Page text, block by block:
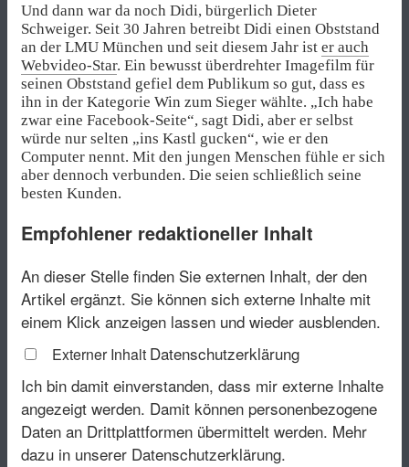
Und dann war da noch Didi, bürgerlich Dieter
Schweiger. Seit 30 Jahren betreibt Didi einen Obststand
an der LMU München und seit diesem Jahr ist er auch
Webvideo-Star. Ein bewusst überdrehter Imagefilm für
seinen Obststand gefiel dem Publikum so gut, dass es
ihn in der Kategorie Win zum Sieger wählte. „Ich habe
zwar eine Facebook-Seite“, sagt Didi, aber er selbst
würde nur selten „ins Kastl gucken“, wie er den
Computer nennt. Mit den jungen Menschen fühle er sich
aber dennoch verbunden. Die seien schließlich seine
besten Kunden.
Empfohlener redaktioneller Inhalt
An dieser Stelle finden Sie externen Inhalt, der den
Artikel ergänzt. Sie können sich externe Inhalte mit
einem Klick anzeigen lassen und wieder ausblenden.
Externer Inhalt Datenschutzerklärung
Ich bin damit einverstanden, dass mir externe Inhalte
angezeigt werden. Damit können personenbezogene
Daten an Drittplattformen übermittelt werden. Mehr
dazu in unserer Datenschutzerklärung.